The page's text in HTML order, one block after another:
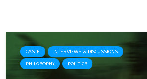
CASTE INTERVIEWS & DISCUSSIONS
PHILOSOPHY POLITICS